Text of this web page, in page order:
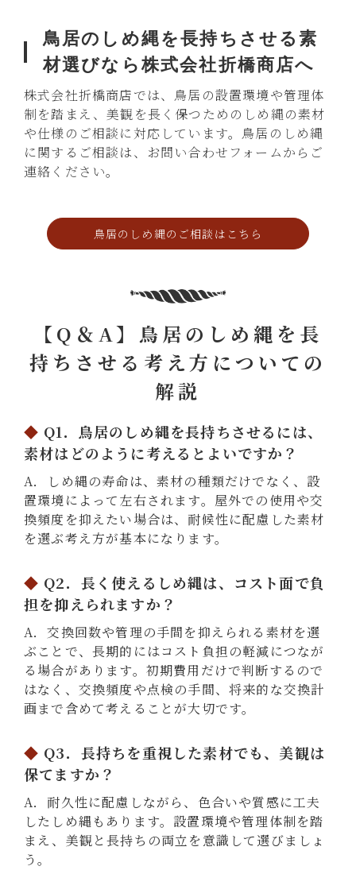
鳥居のしめ縄を長持ちさせる素
材選びなら株式会社折橋商店へ
株式会社折橋商店では、鳥居の設置環境や管理体
制を踏まえ、美観を長く保つためのしめ縄の素材
や仕様のご相談に対応しています。鳥居のしめ縄
に関するご相談は、お問い合わせフォームからご
連絡ください。
鳥居のしめ縄のご相談はこちら
【Q＆A】鳥居のしめ縄を長
持ちさせる考え方についての
解説
Q1．鳥居のしめ縄を長持ちさせるには、
素材はどのように考えるとよいですか？
A．しめ縄の寿命は、素材の種類だけでなく、設
置環境によって左右されます。屋外での使用や交
換頻度を抑えたい場合は、耐候性に配慮した素材
を選ぶ考え方が基本になります。
Q2．長く使えるしめ縄は、コスト面で負
担を抑えられますか？
A．交換回数や管理の手間を抑えられる素材を選
ぶことで、長期的にはコスト負担の軽減につなが
る場合があります。初期費用だけで判断するので
はなく、交換頻度や点検の手間、将来的な交換計
画まで含めて考えることが大切です。
Q3．長持ちを重視した素材でも、美観は
保てますか？
A．耐久性に配慮しながら、色合いや質感に工夫
したしめ縄もあります。設置環境や管理体制を踏
まえ、美観と長持ちの両立を意識して選びましょ
う。